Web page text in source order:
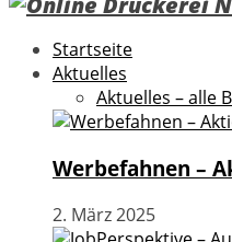
Startseite
Aktuelles
Aktuelles – alle
Werbefahnen –
2. März 2025